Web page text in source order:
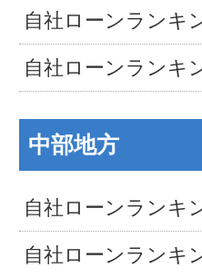
自社ローンランキ
自社ローンランキ
中部地方
自社ローンランキ
自社ローンランキ